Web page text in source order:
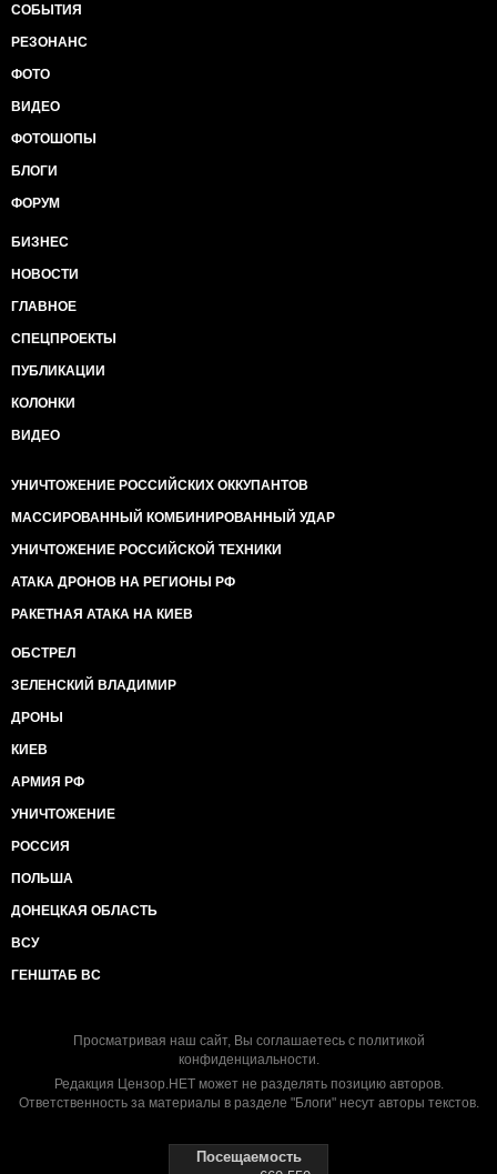
СОБЫТИЯ
РЕЗОНАНС
ФОТО
ВИДЕО
ФОТОШОПЫ
БЛОГИ
ФОРУМ
БИЗНЕС
НОВОСТИ
ГЛАВНОЕ
СПЕЦПРОЕКТЫ
ПУБЛИКАЦИИ
КОЛОНКИ
ВИДЕО
УНИЧТОЖЕНИЕ РОССИЙСКИХ ОККУПАНТОВ
МАССИРОВАННЫЙ КОМБИНИРОВАННЫЙ УДАР
УНИЧТОЖЕНИЕ РОССИЙСКОЙ ТЕХНИКИ
АТАКА ДРОНОВ НА РЕГИОНЫ РФ
РАКЕТНАЯ АТАКА НА КИЕВ
ОБСТРЕЛ
ЗЕЛЕНСКИЙ ВЛАДИМИР
ДРОНЫ
КИЕВ
АРМИЯ РФ
УНИЧТОЖЕНИЕ
РОССИЯ
ПОЛЬША
ДОНЕЦКАЯ ОБЛАСТЬ
ВСУ
ГЕНШТАБ ВС
Просматривая наш сайт, Вы соглашаетесь с политикой
конфиденциальности.
Редакция Цензор.НЕТ может не разделять позицию авторов.
Ответственность за материалы в разделе "Блоги" несут авторы текстов.
Посещаемость